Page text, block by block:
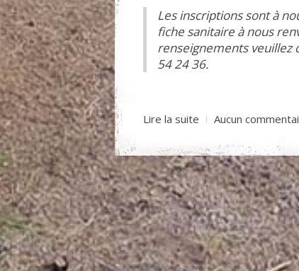
Les inscriptions sont à
fiche sanitaire à nous
renseignements veuillez
54 24 36.
Lire la suite Aucun